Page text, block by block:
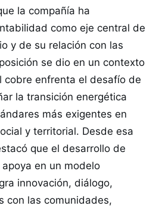
la compañía ha
como eje central de
y de su relación con las
se dio en un contexto
cobre enfrenta el desafío de
la transición energética
más exigentes en
y territorial. Desde esa
que el desarrollo de
en un modelo
innovación, diálogo,
con las comunidades,